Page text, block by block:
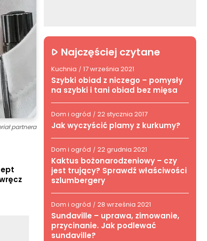
partnera
Najczęściej czytane
Kuchnia / 17 września 2021
Szybki obiad z niczego – pomysły
na szybki i tani obiad bez mięsa
Dom i ogród / 22 stycznia 2017
Jak wyczyścić plamy z kurkumy?
Dom i ogród / 22 grudnia 2021
Kaktus bożonarodzeniowy – czy
jest trujący? Sprawdź właściwości
szlumbergery
Dom i ogród / 28 września 2021
Sundaville – uprawa, zimowanie,
przycinanie. Jak podlewać
sundaville?